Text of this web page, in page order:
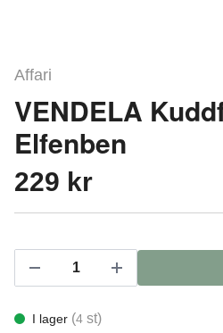
Affari
VENDELA
Elfenben
229 kr
I lager (4 st)